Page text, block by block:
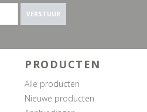
VERSTUUR
PRODUCTEN
Alle producten
Nieuwe producten